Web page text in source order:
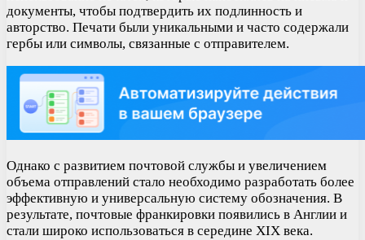
документы, чтобы подтвердить их подлинность и
авторство. Печати были уникальными и часто содержали
гербы или символы, связанные с отправителем.
Однако с развитием почтовой службы и увеличением
объема отправлений стало необходимо разработать более
эффективную и универсальную систему обозначения. В
результате, почтовые франкировки появились в Англии и
стали широко использоваться в середине XIX века.